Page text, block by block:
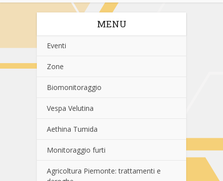
MENU
Eventi
Zone
Biomonitoraggio
Vespa Velutina
Aethina Tumida
Monitoraggio furti
Agricoltura Piemonte: trattamenti e